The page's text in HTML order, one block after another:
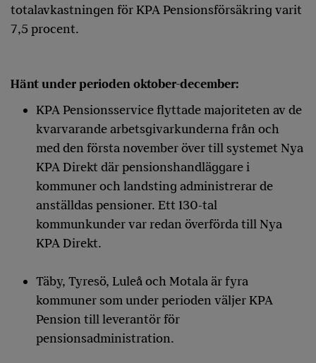
totalavkastningen för KPA Pensionsförsäkring varit
7,5 procent.
Hänt under perioden oktober-december:
KPA Pensionsservice flyttade majoriteten av de
kvarvarande arbetsgivarkunderna från och
med den första november över till systemet Nya
KPA Direkt där pensionshandläggare i
kommuner och landsting administrerar de
anställdas pensioner. Ett 130-tal
kommunkunder var redan överförda till Nya
KPA Direkt.
Täby, Tyresö, Luleå och Motala är fyra
kommuner som under perioden väljer KPA
Pension till leverantör för
pensionsadministration.